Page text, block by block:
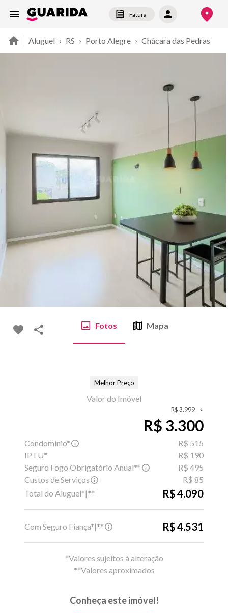
Fatura
Aluguel › RS › Porto Alegre › Chácara das Pedras
Fotos Mapa
Melhor Preço
Valor do Imóvel
R$ 3.999
R$ 3.300
Condomínio*
R$ 515
IPTU*
R$ 190
Seguro Fogo Obrigatório Anual**
R$ 495
Custos de Serviços
R$ 85
Total do Aluguel*|**
R$ 4.090
Com Seguro Fiança*|** R$ 4.531
*Valores sujeitos à alteração
**Valores aproximados
Conheça este imóvel!